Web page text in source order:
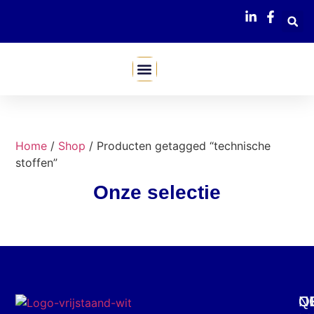
Home / Shop / Producten getagged “technische
stoffen”
Onze selectie